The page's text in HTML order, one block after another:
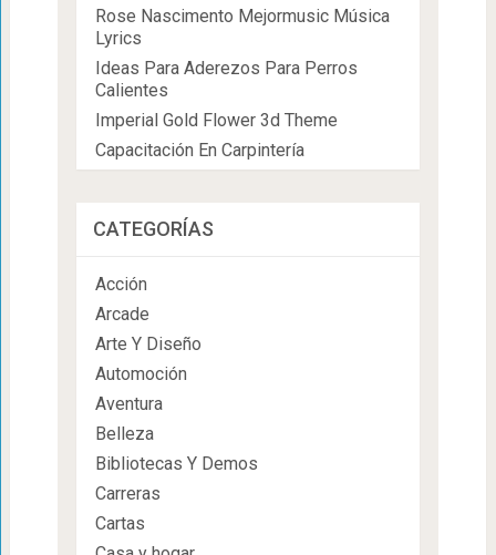
Rose Nascimento Mejormusic Música
Lyrics
Ideas Para Aderezos Para Perros
Calientes
Imperial Gold Flower 3d Theme
Capacitación En Carpintería
CATEGORÍAS
Acción
Arcade
Arte Y Diseño
Automoción
Aventura
Belleza
Bibliotecas Y Demos
Carreras
Cartas